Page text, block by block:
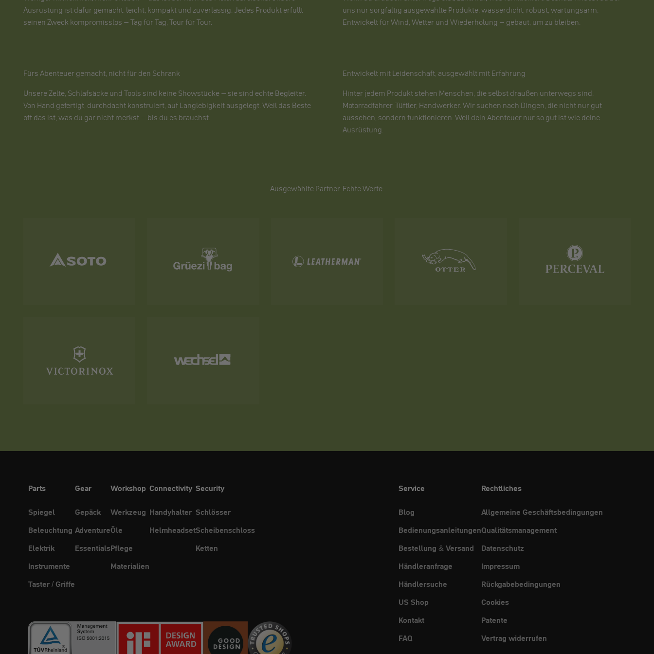
Ausrüstung ist dafür gemacht: leicht, kompakt und zuverlässig. Jedes Produkt erfüllt
seinen Zweck kompromisslos – Tag für Tag, Tour für Tour.
uns nur sorgfältig ausgewählte Produkte: wasserdicht, robust, wartungsarm.
Entwickelt für Wind, Wetter und Wiederholung – gebaut, um zu bleiben.
Fürs Abenteuer gemacht, nicht für den Schrank
Unsere Zelte, Schlafsäcke und Tools sind keine Showstücke – sie sind echte Begleiter.
Von Hand gefertigt, durchdacht konstruiert, auf Langlebigkeit ausgelegt. Weil das Beste
oft das ist, was du gar nicht merkst – bis du es brauchst.
Entwickelt mit Leidenschaft, ausgewählt mit Erfahrung
Hinter jedem Produkt stehen Menschen, die selbst draußen unterwegs sind.
Motorradfahrer, Tüftler, Handwerker. Wir suchen nach Dingen, die nicht nur gut
aussehen, sondern funktionieren. Weil dein Abenteuer nur so gut ist wie deine
Ausrüstung.
Ausgewählte Partner. Echte Werte.
Parts
Spiegel
Beleuchtung
Elektrik
Instrumente
Taster / Griffe
Gear
Gepäck
Adventure
Essentials
Workshop
Werkzeug
Öle
Pflege
Materialien
Connectivity
Handyhalter
Helmheadset
Security
Schlösser
Scheibenschloss
Ketten
Service
Blog
Bedienungsanleitungen
Bestellung & Versand
Händleranfrage
Händlersuche
US Shop
Kontakt
FAQ
Rechtliches
Allgemeine Geschäftsbedingungen
Qualitätsmanagement
Datenschutz
Impressum
Rückgabebedingungen
Cookies
Patente
Vertrag widerrufen